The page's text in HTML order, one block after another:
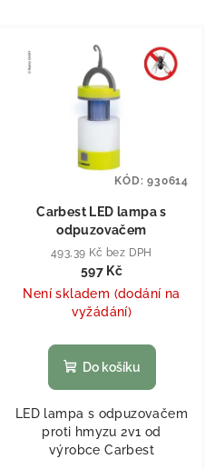
Carbest LED lampa s
odpuzovačem
493,39 Kč bez DPH
597 Kč
Není skladem (dodání na
vyžádání)
Do košíku
LED lampa s odpuzovačem
proti hmyzu 2v1 od
výrobce Carbest
KÓD:930614